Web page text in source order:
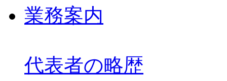
業務案内
代表者の略歴